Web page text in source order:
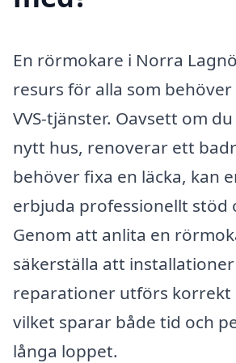
En rörmokare i Norra
resurs för alla som
VVS-tjänster. Oavsett om
nytt hus, renoverar ett
behöver fixa en läcka, kan
erbjuda professionellt stöd
Genom att anlita en
säkerställa att
reparationer utförs korrekt
vilket sparar både tid och
långa loppet.